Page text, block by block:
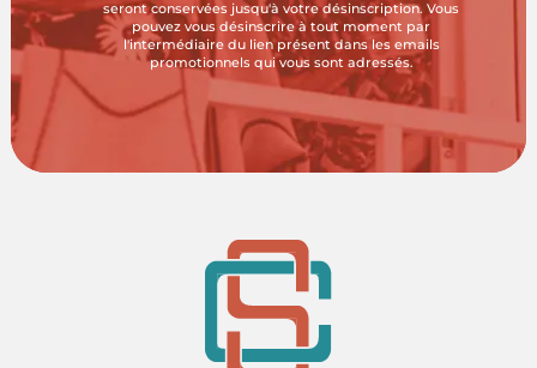
seront conservées jusqu'à votre désinscription. Vous
pouvez vous désinscrire à tout moment par
l'intermédiaire du lien présent dans les emails
promotionnels qui vous sont adressés.